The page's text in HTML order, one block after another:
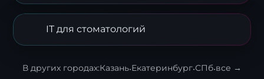
IT для стоматологий
В других городах:Казань·Екатеринбург·СПб·все →